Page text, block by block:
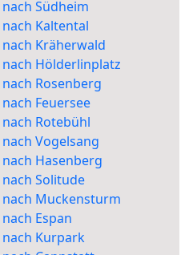
Südheim
Kaltental
Kräherwald
Hölderlinplatz
Rosenberg
Feuersee
Rotebühl
Vogelsang
Hasenberg
Solitude
Muckensturm
Espan
Kurpark